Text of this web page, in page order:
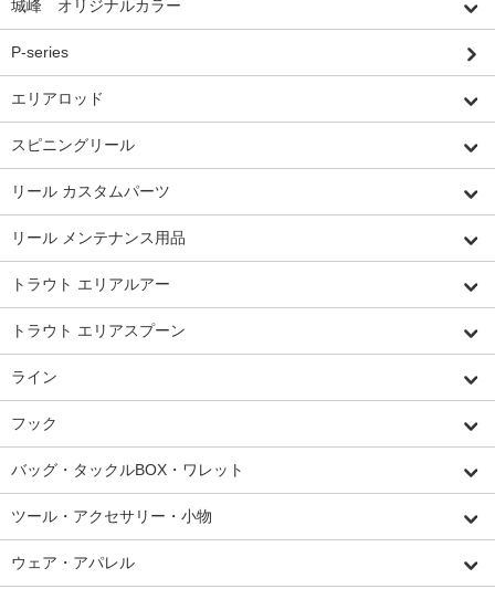
城峰 オリジナルカラー
P-series
エリアロッド
スピニングリール
リール カスタムパーツ
リール メンテナンス用品
トラウト エリアルアー
トラウト エリアスプーン
ライン
フック
バッグ・タックルBOX・ワレット
ツール・アクセサリー・小物
ウェア・アパレル